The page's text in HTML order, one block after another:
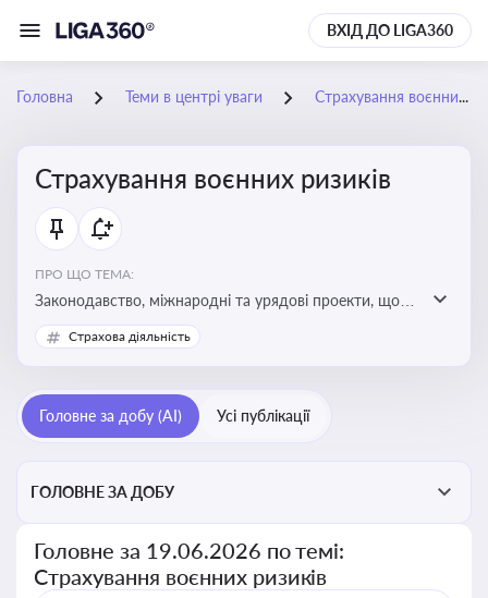
ВХІД ДО LIGA360
Головна Теми в центрі уваги Страхування воєнних ризиків
Страхування воєнних ризиків
ПРО ЩО ТЕМА:
Законодавство, міжнародні та урядові проекти, що
визначають та знижують воєнні ризики для власників
майна, боржників та кредиторів
Страхова діяльність
Головне за добу (AI) Усі публікації
ГОЛОВНЕ ЗА ДОБУ
Головне за 19.06.2026 по темі:
Страхування воєнних ризиків